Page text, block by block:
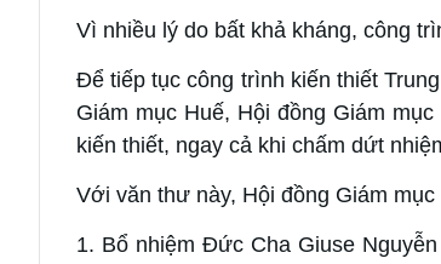
Vì nhiều lý do bất khả kháng, công
Để tiếp tục công trình kiến thiết
Giám mục Huế, Hội đồng Giám
kiến thiết, ngay cả khi chấm dứt
Với văn thư này, Hội đồng Giám
1. Bổ nhiệm Đức Cha Giuse